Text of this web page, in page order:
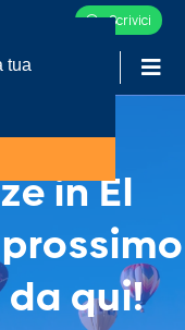
tua
Scrivici
in El
qui!